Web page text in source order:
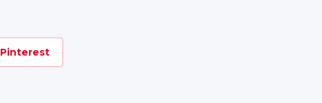
Pinterest